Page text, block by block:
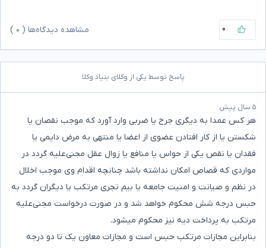
۰ مشاهده دیدگاه‌ها ( ۰
پاسخ توسط یکی از وکلای بنیاد وکلا
۵ سال پیش
هر کس عمدا به دیگری جرح یا ضربی وارد آورد که موجب نقصان یا
شکستن یا از کار افتادن عضوی از اعضا یا منتهی به مرض دایمی ‌یا
فقدان یا نقص یکی از حواس یا منافع یا زوال عقل مجنی‌علیه گردد در
مواردی که قصاص امکان نداشته باشد چنانچه اقدام وی موجب اخلال
در نظم‌ و صیانت و امنیت جامعه یا بیم تجری مرتکب یا دیگران گردد به
حبس درجه شش محکوم خواهد شد و در صورت درخواست مجنی‌علیه
مرتکب ‌به پرداخت دیه نیز محکوم می­شود.
بنابراین مجازات مرتکب حبس است و مجازات معاون یک تا دو درجه